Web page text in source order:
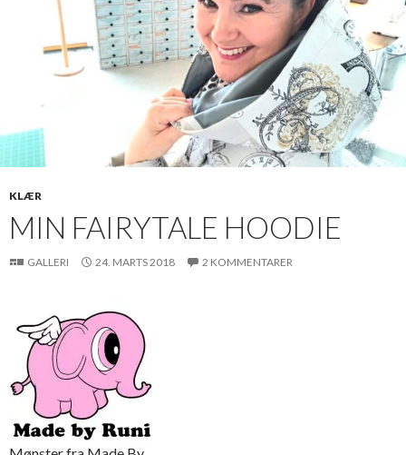
KLÆR
MIN FAIRYTALE HOODIE
GALLERI 24. MARTS 2018 2 KOMMENTARER